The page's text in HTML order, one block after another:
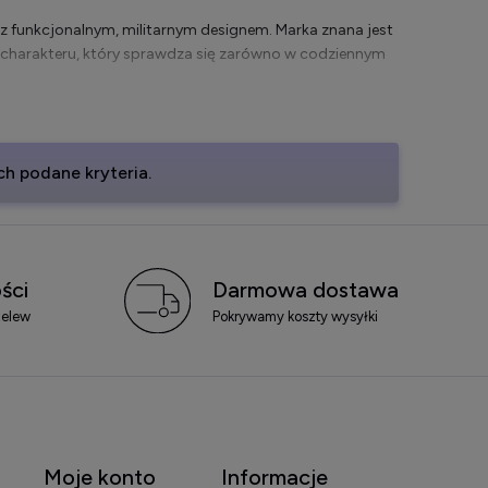
funkcjonalnym, militarnym designem. Marka znana jest
który sprawdza się zarówno w codziennym
i wyrazistym stylu.
producenta i szybką wysyłką. Sprawdź dostępne
techniczna
podane kryteria.
Darmowa dostawa
Pokrywamy koszty wysyłki
Moje konto Informacje